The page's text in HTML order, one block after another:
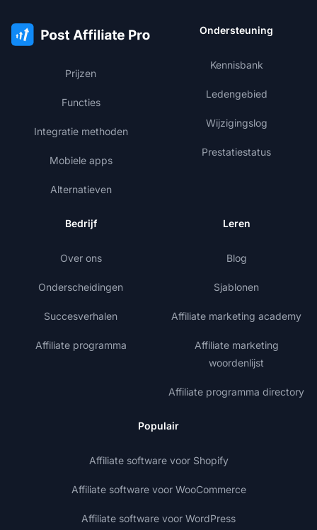
Prijzen
Functies
Integratie methoden
Mobiele apps
Alternatieven
Ondersteuning
Kennisbank
Ledengebied
Wijzigingslog
Prestatiestatus
Bedrijf
Over ons
Onderscheidingen
Succesverhalen
Affiliate programma
Leren
Blog
Sjablonen
Affiliate marketing academy
Affiliate marketing
woordenlijst
Affiliate programma directory
Populair
Affiliate software voor Shopify
Affiliate software voor WooCommerce
Affiliate software voor WordPress